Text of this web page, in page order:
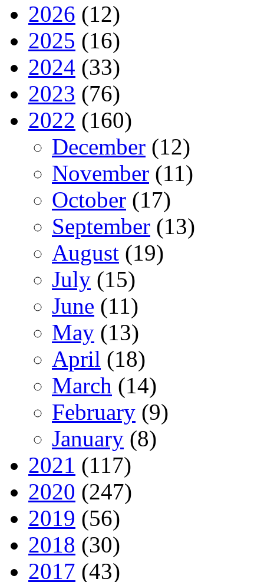
2026 (12)
2025 (16)
2024 (33)
2023 (76)
2022 (160)
December (12)
November (11)
October (17)
September (13)
August (19)
July (15)
June (11)
May (13)
April (18)
March (14)
February (9)
January (8)
2021 (117)
2020 (247)
2019 (56)
2018 (30)
2017 (43)